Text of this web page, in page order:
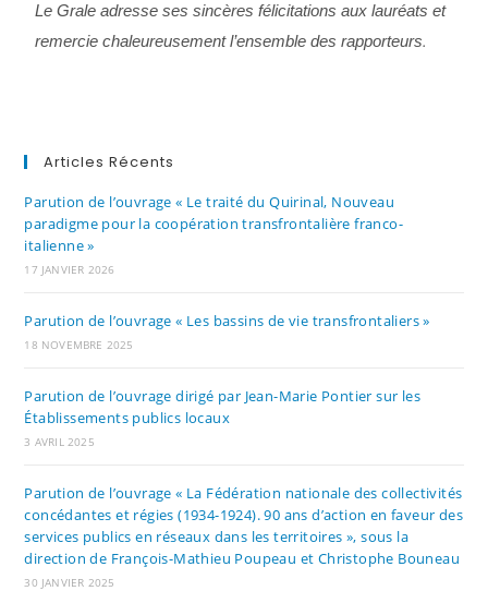
Le Grale adresse ses sincères félicitations aux lauréats et
remercie chaleureusement l’ensemble des rapporteurs.
Articles Récents
Parution de l’ouvrage « Le traité du Quirinal, Nouveau
paradigme pour la coopération transfrontalière franco-
italienne »
17 JANVIER 2026
Parution de l’ouvrage « Les bassins de vie transfrontaliers »
18 NOVEMBRE 2025
Parution de l’ouvrage dirigé par Jean-Marie Pontier sur les
Établissements publics locaux
3 AVRIL 2025
Parution de l’ouvrage « La Fédération nationale des collectivités
concédantes et régies (1934-1924). 90 ans d’action en faveur des
services publics en réseaux dans les territoires », sous la
direction de François-Mathieu Poupeau et Christophe Bouneau
30 JANVIER 2025